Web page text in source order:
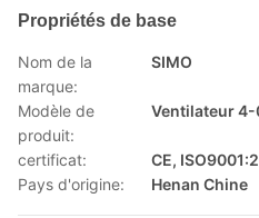
Propriétés de base
Nom de la
marque:
SIMO
Modèle de
produit:
Ventilateur 4-
certificat:
CE,
Pays d'origine:
Henan Chine